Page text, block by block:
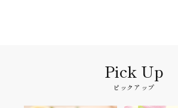
ピックアップ